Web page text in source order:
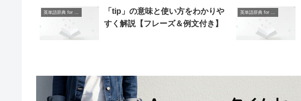
英単語辞典 for Beginners
「tip」の意味と使い方をわかりや
すく解説【フレーズ＆例文付き】
英単語辞典 for Beginners